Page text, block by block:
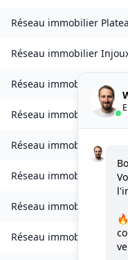
Réseau immobilier
Réseau immobilier
Réseau immobilierIzieu
Réseau immobilier
Réseau immobilierLe
Réseau immobilier
Réseau immobilier
Réseau immobilier